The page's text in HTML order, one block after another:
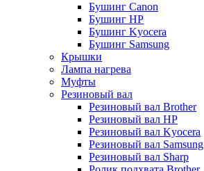
Бушинг Canon
Бушинг HP
Бушинг Kyocera
Бушинг Samsung
Крышки
Лампа нагрева
Муфты
Резиновый вал
Резиновый вал Brother
Резиновый вал HP
Резиновый вал Kyocera
Резиновый вал Samsung
Резиновый вал Sharp